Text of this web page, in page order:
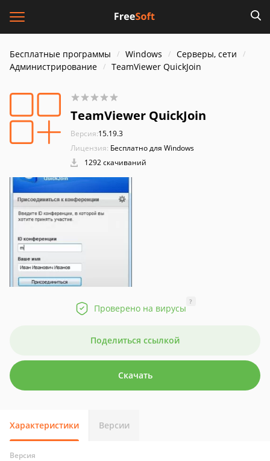
Бесплатные программы Windows
Серверы, сети
Администрирование
TeamViewer QuickJoin
TeamViewer QuickJoin
Версия:15.19.3
Лицензия: Бесплатно для Windows
1292 скачиваний
Проверено на вирусы
?
Поделиться ссылкой
Скачать
Характеристики Версии
Версия